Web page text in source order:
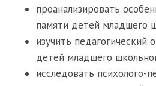
проанализировать
памяти детей младшего
изучить педагогический
детей младшего
исследовать психолого-